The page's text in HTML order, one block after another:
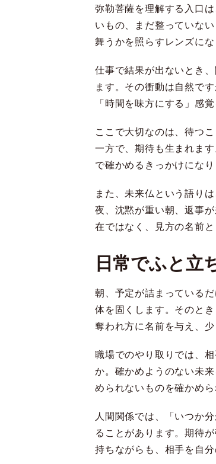
弥勒菩薩を理解する入口
いもの、まだ整っていな
舞うかを照らすレンズにな
仕事で結果が出ないとき
ます。その衝動は自然で
「時間を味方にする」感
ここで大切なのは、待つ
一方で、期待も生まれま
で確かめるきっかけになり
また、未来仏という語り
夜、沈黙が重い朝、返事
在ではなく、見方の名前と
日常でふと立
朝、予定が詰まっている
体を固くします。そのと
奪われ方に名前を与え、少
職場でのやり取りでは、
か。確かめようのない未
められないものを確かめ
人間関係では、「いつか
ることがあります。期待
持ちながらも、相手を自